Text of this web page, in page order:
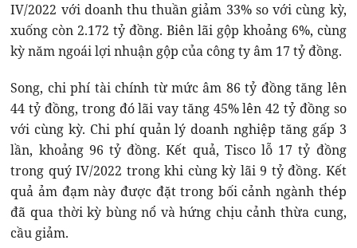
IV/2022 với doanh thu thuần giảm 33% so với cùng kỳ,
xuống còn 2.172 tỷ đồng. Biên lãi gộp khoảng 6%, cùng
kỳ năm ngoái lợi nhuận gộp của công ty âm 17 tỷ đồng.
Song, chi phí tài chính từ mức âm 86 tỷ đồng tăng lên
44 tỷ đồng, trong đó lãi vay tăng 45% lên 42 tỷ đồng so
với cùng kỳ. Chi phí quản lý doanh nghiệp tăng gấp 3
lần, khoảng 96 tỷ đồng. Kết quả, Tisco lỗ 17 tỷ đồng
trong quý IV/2022 trong khi cùng kỳ lãi 9 tỷ đồng. Kết
quả ảm đạm này được đặt trong bối cảnh ngành thép
đã qua thời kỳ bùng nổ và hứng chịu cảnh thừa cung,
cầu giảm.